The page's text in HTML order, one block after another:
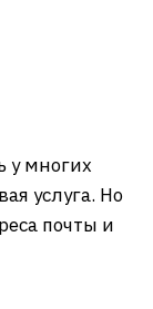
у многих
услуга. Но
почты и